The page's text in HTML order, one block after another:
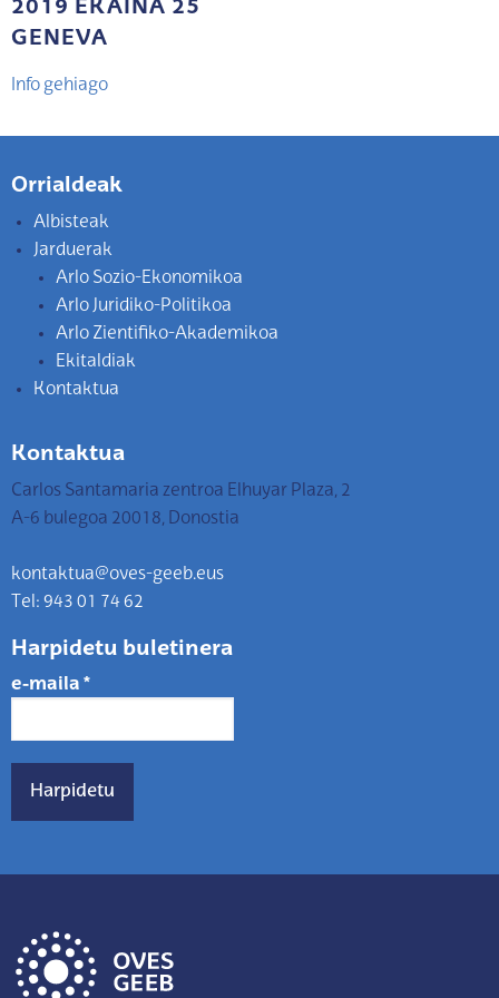
2019 EKAINA 25
GENEVA
Info gehiago
Orrialdeak
Albisteak
Jarduerak
Arlo Sozio-Ekonomikoa
Arlo Juridiko-Politikoa
Arlo Zientifiko-Akademikoa
Ekitaldiak
Kontaktua
Kontaktua
Carlos Santamaria zentroa Elhuyar Plaza, 2
A-6 bulegoa 20018, Donostia
kontaktua@oves-geeb.eus
Tel: 943 01 74 62
Harpidetu buletinera
e-maila *